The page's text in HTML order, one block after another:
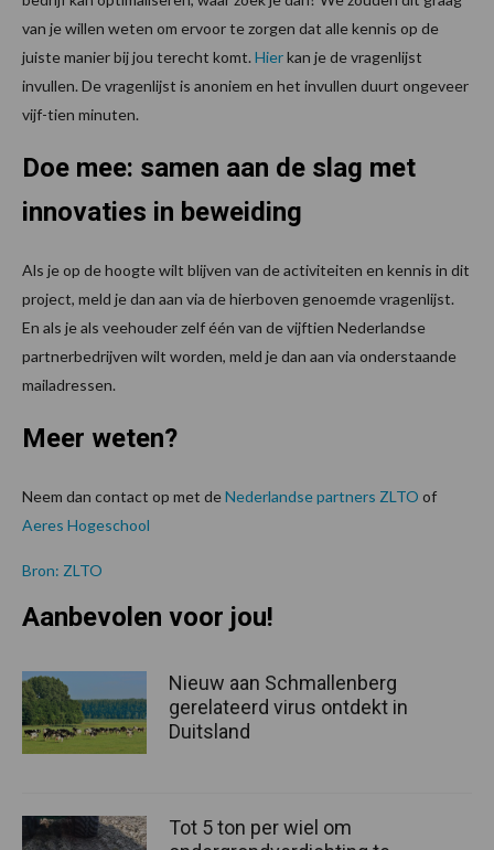
van je willen weten om ervoor te zorgen dat alle kennis op de
juiste manier bij jou terecht komt. Hierkan je de vragenlijst
invullen. De vragenlijst is anoniem en het invullen duurt ongeveer
vijf-tien minuten.
Doe mee: samen aan de slag met
innovaties in beweiding
Als je op de hoogte wilt blijven van de activiteiten en kennis in dit
project, meld je dan aan via de hierboven genoemde vragenlijst.
En als je als veehouder zelf één van de vijftien Nederlandse
partnerbedrijven wilt worden, meld je dan aan via onderstaande
mailadressen.
Meer weten?
Neem dan contact op met deNederlandse partners ZLTO of
Aeres Hogeschool
Bron: ZLTO
Aanbevolen voor jou!
Nieuw aan Schmallenberg
gerelateerd virus ontdekt in
Duitsland
Tot 5 ton per wiel om